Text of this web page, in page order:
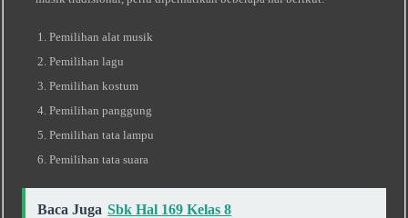
Pemilihan alat musik
Pemilihan lagu
Pemilihan kostum
Pemilihan panggung
Pemilihan tata lampu
Pemilihan tata suara
Baca Juga Sbk Hal 169 Kelas 8